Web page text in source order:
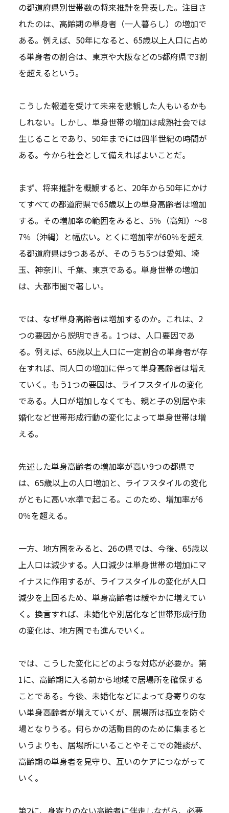
の都道府県別世帯数の将来推計を発表した。注目さ
れたのは、高齢期の単身者（一人暮らし）の増加で
ある。例えば、50年になると、65歳以上人口に占め
る単身者の割合は、東京や大阪などの5都府県で3割
を超えるという。
こうした報道を受けて未来を悲観した人もいるかも
しれない。しかし、単身世帯の増加は成熟社会では
生じることであり、50年までには四半世紀の時間が
ある。今から社会として備えればよいことだ。
まず、将来推計を概観すると、20年から50年にかけ
てすべての都道府県で65歳以上の単身高齢者は増加
する。その増加率の範囲をみると、5％（高知）～8
7％（沖縄）と幅広い。とくに増加率が60％を超え
る都道府県は9つあるが、そのうち5つは愛知、埼
玉、神奈川、千葉、東京である。単身世帯の増加
は、大都市圏で著しい。
では、なぜ単身高齢者は増加するのか。これは、2
つの要因から説明できる。1つは、人口要因であ
る。例えば、65歳以上人口に一定割合の単身者が存
在すれば、同人口の増加に伴って単身高齢者は増え
ていく。もう1つの要因は、ライフスタイルの変化
である。人口が増加しなくても、親と子の別居や未
婚化など世帯形成行動の変化によって単身世帯は増
える。
先述した単身高齢者の増加率が高い9つの都県で
は、65歳以上の人口増加と、ライフスタイルの変化
がともに高い水準で起こる。このため、増加率が6
0％を超える。
一方、地方圏をみると、26の県では、今後、65歳以
上人口は減少する。人口減少は単身世帯の増加にマ
イナスに作用するが、ライフスタイルの変化が人口
減少を上回るため、単身高齢者は緩やかに増えてい
く。換言すれば、未婚化や別居化など世帯形成行動
の変化は、地方圏でも進んでいく。
では、こうした変化にどのような対応が必要か。第
1に、高齢期に入る前から地域で居場所を確保する
ことである。今後、未婚化などによって身寄りのな
い単身高齢者が増えていくが、居場所は孤立を防ぐ
場となりうる。何らかの活動目的のために集まると
いうよりも、居場所にいることやそこでの雑談が、
高齢期の単身者を見守り、互いのケアにつながって
いく。
第2に、身寄りのない高齢者に伴走しながら、必要